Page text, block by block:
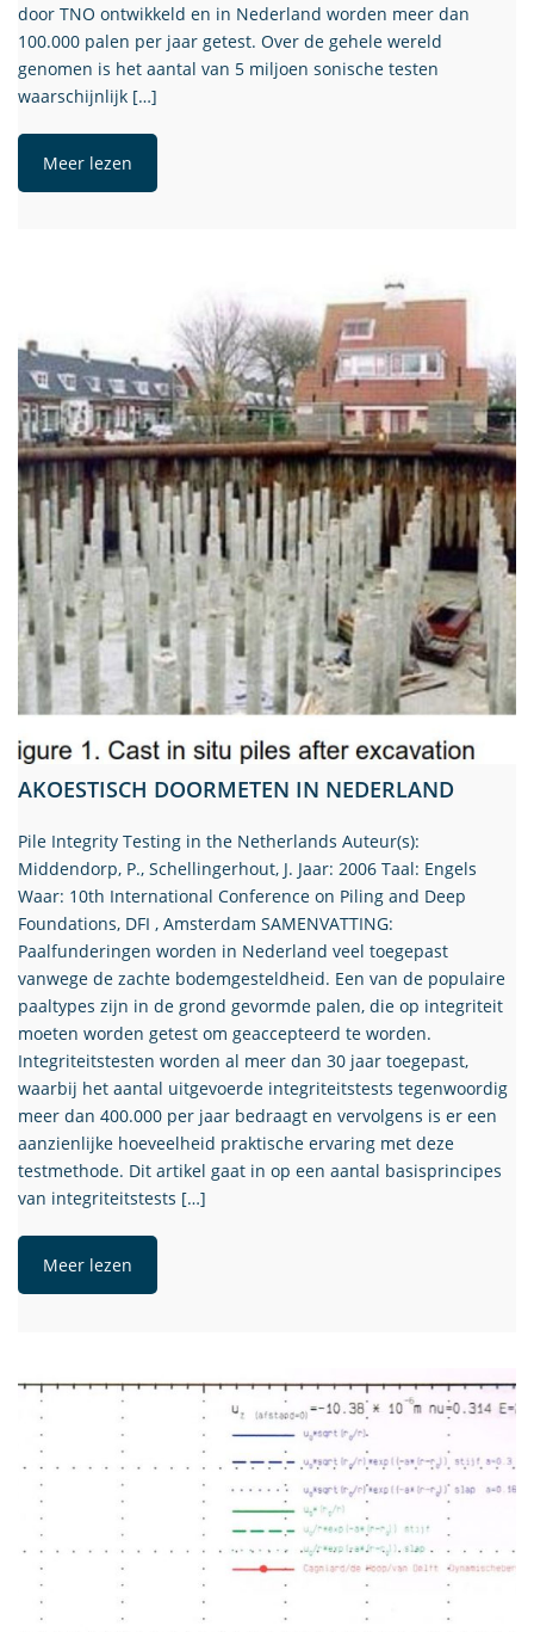
door TNO ontwikkeld en in Nederland worden meer dan
100.000 palen per jaar getest. Over de gehele wereld
genomen is het aantal van 5 miljoen sonische testen
waarschijnlijk […]
Meer lezen
AKOESTISCH DOORMETEN IN NEDERLAND
Pile Integrity Testing in the Netherlands Auteur(s):
Middendorp, P., Schellingerhout, J. Jaar: 2006 Taal: Engels
Waar: 10th International Conference on Piling and Deep
Foundations, DFI , Amsterdam SAMENVATTING:
Paalfunderingen worden in Nederland veel toegepast
vanwege de zachte bodemgesteldheid. Een van de populaire
paaltypes zijn in de grond gevormde palen, die op integriteit
moeten worden getest om geaccepteerd te worden.
Integriteitstesten worden al meer dan 30 jaar toegepast,
waarbij het aantal uitgevoerde integriteitstests tegenwoordig
meer dan 400.000 per jaar bedraagt en vervolgens is er een
aanzienlijke hoeveelheid praktische ervaring met deze
testmethode. Dit artikel gaat in op een aantal basisprincipes
van integriteitstests […]
Meer lezen